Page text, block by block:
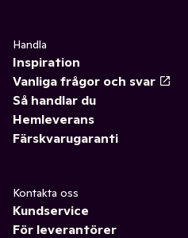
Handla
Inspiration
Vanliga frågor och svar
Så handlar du
Hemleverans
Färskvarugaranti
Kontakta oss
Kundservice
För leverantörer